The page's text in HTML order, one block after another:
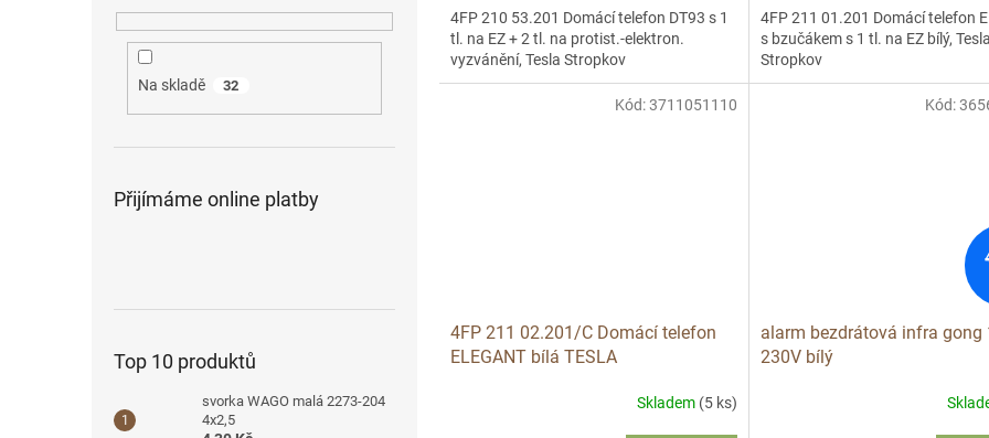
Na skladě 32
Přijímáme online platby
Top 10 produktů
svorka WAGO malá 2273-204
4x2,5
4FP 210 53.201 Domácí telefon DT93 s 1
tl. na EZ + 2 tl. na protist.-elektron.
vyzvánění, Tesla Stropkov
4FP 211 01.201 Domácí telefon
s bzučákem s 1 tl. na EZ bílý,
Stropkov
4FP 211 02.201/C Domácí telefon
ELEGANT bílá TESLA
Skladem (5 ks)
Kód:3711051110
alarm bezdrátová infra gong
230V bílý
Kód: